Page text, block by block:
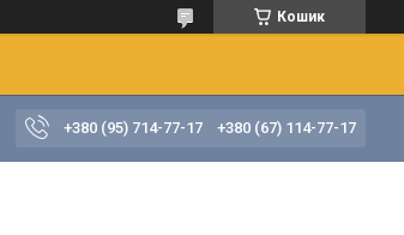
Кошик
+380 (95) 714-77-17 +380 (67) 114-77-17